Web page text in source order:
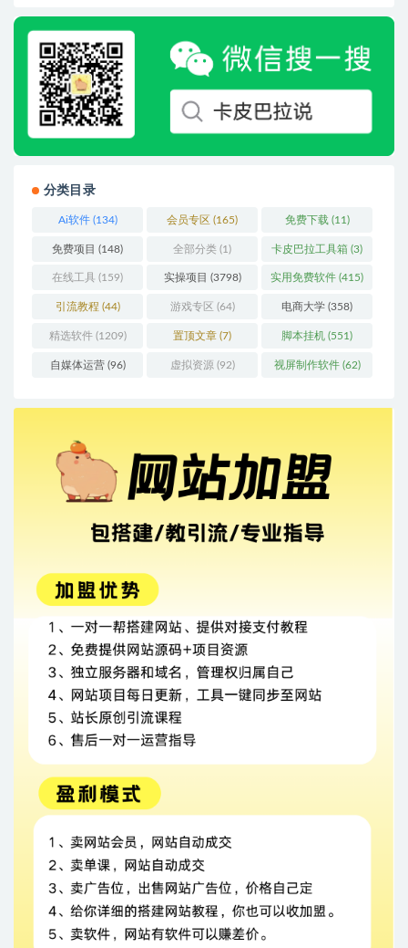
分类目录
Ai软件(134) 会员专区 (165) 免费下载 (11)
免费项目 (148) 全部分类 (1) 卡皮巴拉工具箱 (3)
在线工具 (159) 实操项目 (3798) 实用免费软件 (415)
引流教程 (44) 游戏专区 (64) 电商大学 (358)
精选软件(1209) 置顶文章 (7) 脚本挂机 (551)
自媒体运营(96) 虚拟资源 (92) 视屏制作软件(62)